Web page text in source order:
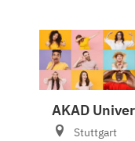
AKAD
Stuttgart